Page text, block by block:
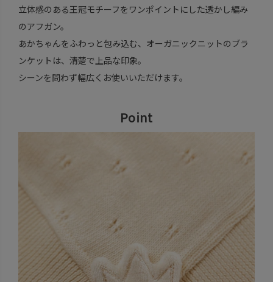
立体感のある王冠モチーフをワンポイントにした透かし編み
のアフガン。
あかちゃんをふわっと包み込む、オーガニックニットのブラ
ンケットは、清楚で上品な印象。
シーンを問わず幅広くお使いいただけます。
Point